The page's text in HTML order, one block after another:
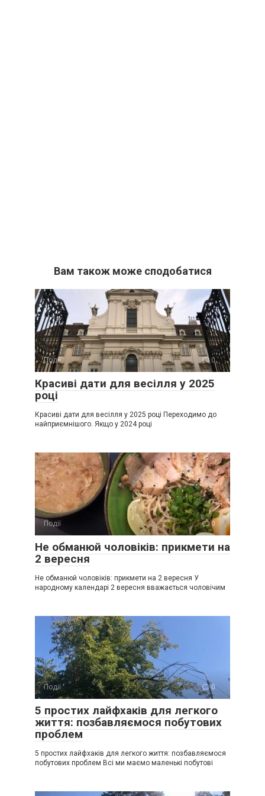
Вам також може сподобатися
Події 0
Красиві дати для весілля у 2025
році
Красиві дати для весілля у 2025 році Переходимо до
найприємнішого. Якщо у 2024 році
Події 0
Не обманюй чоловіків: прикмети на
2 вересня
Не обманюй чоловіків: прикмети на 2 вересня У
народному календарі 2 вересня вважається чоловічим
Події 0
5 простих лайфхаків для легкого
життя: позбавляємося побутових
проблем
5 простих лайфхаків для легкого життя: позбавляємося
побутових проблем Всі ми маємо маленькі побутові